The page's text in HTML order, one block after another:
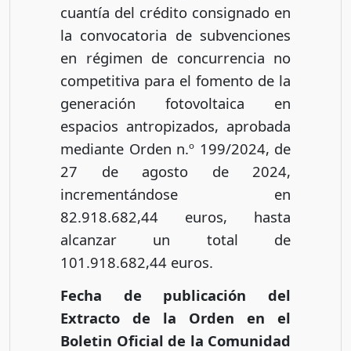
cuantía del crédito consignado en
la convocatoria de subvenciones
en régimen de concurrencia no
competitiva para el fomento de la
generación fotovoltaica en
espacios antropizados, aprobada
mediante Orden n.º 199/2024, de
27 de agosto de 2024,
incrementándose en
82.918.682,44 euros, hasta
alcanzar un total de
101.918.682,44 euros.
Fecha de publicación del
Extracto de la Orden en el
Boletin Oficial de la Comunidad